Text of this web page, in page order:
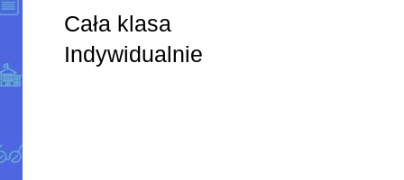
Cała klasa
Indywidualnie